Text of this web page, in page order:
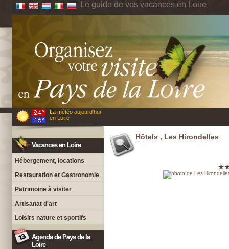
Le guide de vos vacances en Loire
La météo aujourd'hui
en Loire
Vacances en Loire
Hébergement, locations
Restauration et Gastronomie
Patrimoine à visiter
Artisanat d'art
Loisirs nature et sportifs
Agenda de Pays de la
Loire
Hôtels , Les Hirondelles